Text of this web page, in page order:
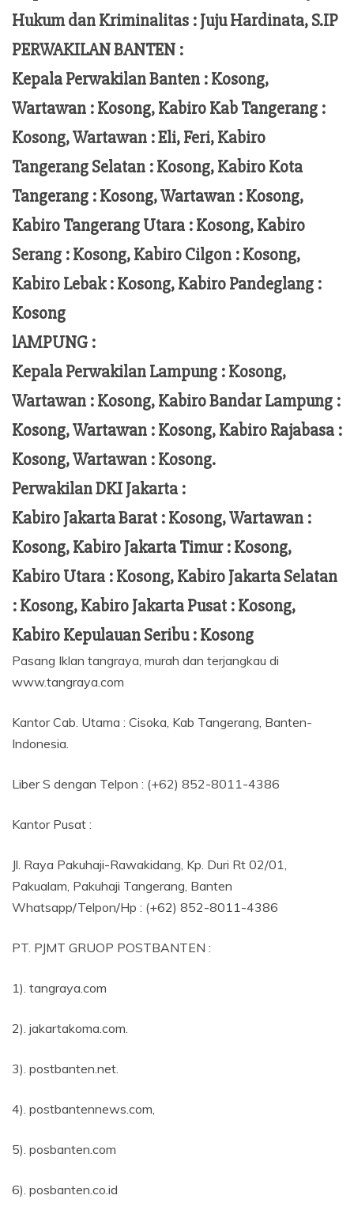
Hukum dan Kriminalitas :Juju Hardinata, S.IP
PERWAKILAN BANTEN :
Kepala Perwakilan Banten : Kosong,
Wartawan : Kosong, Kabiro Kab Tangerang :
Kosong,Wartawan :Eli, Feri, Kabiro
Tangerang Selatan : Kosong, Kabiro Kota
Tangerang :Kosong, Wartawan : Kosong,
Kabiro Tangerang Utara : Kosong, Kabiro
Serang : Kosong, Kabiro Cilgon : Kosong,
Kabiro Lebak : Kosong, Kabiro Pandeglang :
Kosong
lAMPUNG :
Kepala Perwakilan Lampung :Kosong,
Wartawan : Kosong, Kabiro Bandar Lampung :
Kosong, Wartawan : Kosong, Kabiro Rajabasa :
Kosong, Wartawan : Kosong.
Perwakilan DKI Jakarta :
Kabiro Jakarta Barat : Kosong, Wartawan :
Kosong, Kabiro Jakarta Timur : Kosong,
Kabiro Utara : Kosong, Kabiro Jakarta Selatan
: Kosong, Kabiro Jakarta Pusat : Kosong,
Kabiro Kepulauan Seribu : Kosong
Pasang Iklan tangraya, murah dan terjangkau di
www.tangraya.com
Kantor Cab. Utama : Cisoka, Kab Tangerang, Banten-
Indonesia.
Liber S dengan Telpon : (+62) 852-8011-4386
Kantor Pusat :
Jl. Raya Pakuhaji-Rawakidang, Kp. Duri Rt 02/01,
Pakualam, Pakuhaji Tangerang, Banten
Whatsapp/Telpon/Hp : (+62) 852-8011-4386
PT. PJMT GRUOP POSTBANTEN :
1). tangraya.com
2). jakartakoma.com.
3). postbanten.net.
4). postbantennews.com,
5). posbanten.com
6). posbanten.co.id